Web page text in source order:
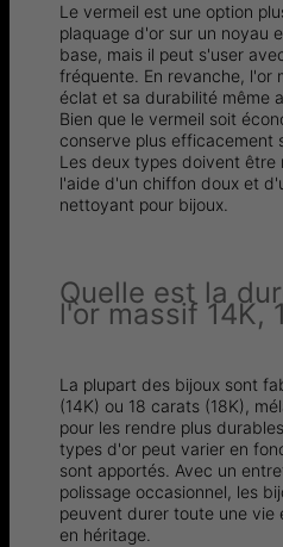
Le vermeil est une option
plaquage d'or sur un noyau
base, mais il peut s'user
fréquente. En revanche, l'or
éclat et sa durabilité même
Bien que le vermeil soit
conserve plus efficacement
Les deux types doivent être
l'aide d'un chiffon doux et
nettoyant pour bijoux.
Quelle est la
l'or massif 14K,
La plupart des bijoux sont
(14K) ou 18 carats (18K),
pour les rendre plus
types d'or peut varier en
sont apportés. Avec un
polissage occasionnel, les
peuvent durer toute une vie
en héritage.